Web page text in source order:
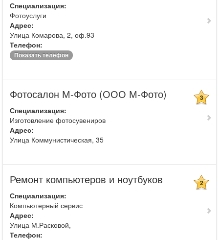
Специализация:
Фотоуслуги
Адрес:
Улица Комарова, 2, оф.93
Телефон:
Показать телефон
Фотосалон М-Фото (ООО М-Фото) 3
Специализация:
Изготовление фотосувениров
Адрес:
Улица Коммунистическая, 35
Ремонт компьютеров и ноутбуков 2
Специализация:
Компьютерный сервис
Адрес:
Улица М.Расковой,
Телефон: